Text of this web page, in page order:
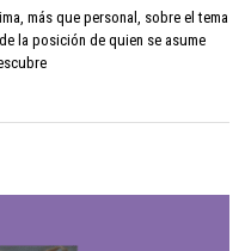
más que personal, sobre el tema
la posición de quien se asume